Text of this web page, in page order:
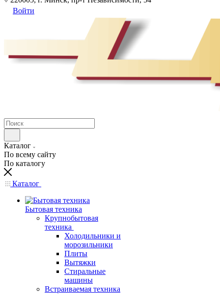
Войти
Каталог
По всему сайту
По каталогу
Каталог
Бытовая техника
Крупнобытовая
техника
Холодильники и
морозильники
Плиты
Вытяжки
Стиральные
машины
Встраиваемая техника